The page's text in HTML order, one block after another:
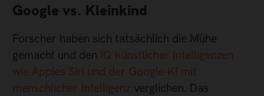
Google vs. Kleinkind
Forscher haben sich tatsächlich die Mühe
gemacht und den IQ künstlicher Intelligenzen
wie Apples Siri und der Google-KI mit
menschlicher Intelligenz verglichen. Das